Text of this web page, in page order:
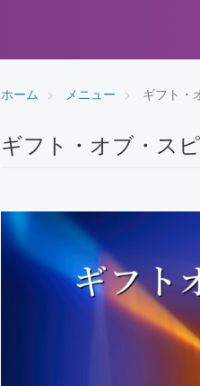
ホーム メニュー ギフト・
ギフト・オブ・ス